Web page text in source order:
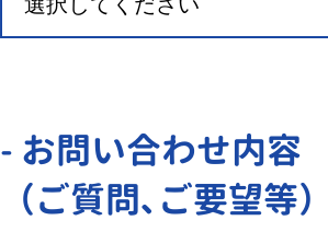
- お問い合わせ内容
（ご質問､ご要望等）